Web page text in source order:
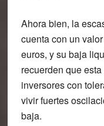
Ahora bien, la
cuenta con un
euros, y su baja
recuerden que
inversores con
vivir fuertes
baja.